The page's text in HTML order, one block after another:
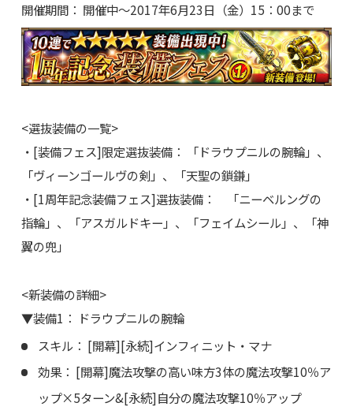
開催期間： 開催中～2017年6月23日（金）15：00まで
<選抜装備の一覧>
・[装備フェス]限定選抜装備： 「ドラウプニルの腕輪」、
「ヴィーンゴールヴの剣」、「天聖の鎖鎌」
・[1周年記念装備フェス]選抜装備： 「ニーベルングの
指輪」、「アスガルドキー」、「フェイムシール」、「神
翼の兜」
<新装備の詳細>
▼装備1： ドラウプニルの腕輪
スキル： [開幕][永続]インフィニット・マナ
効果： [開幕]魔法攻撃の高い味方3体の魔法攻撃10％ア
ップ×5ターン&[永続]自分の魔法攻撃10％アップ